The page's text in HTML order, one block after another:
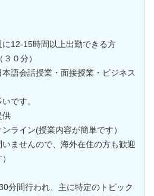
に12-15時間以上出勤できる方
０分）
語会話授業・面接授業・ビジネス
です。
供
ライン(授業内容が簡単です）
いませんので、海外在住の方も歓迎
分間行われ、主に特定のトピック